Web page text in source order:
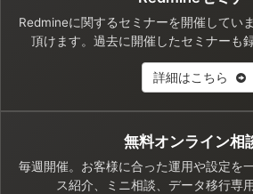
Redmineに関するセミナーを開催してい
頂けます。過去に開催したセミナーも
詳細はこちら
無料オンライン相
毎週開催。お客様に合った運用や設定を
ス紹介、ミニ相談、データ移行専